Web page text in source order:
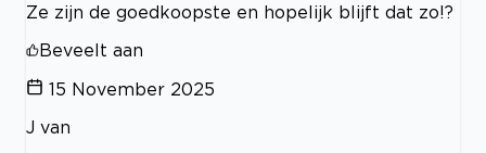
Ze zijn de goedkoopste en hopelijk blijft dat zo!?
Beveelt aan
15 November 2025
J van